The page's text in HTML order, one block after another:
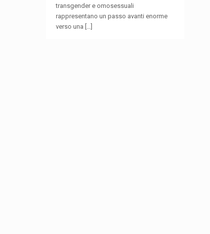
transgender e omosessuali
rappresentano un passo avanti enorme
verso una […]